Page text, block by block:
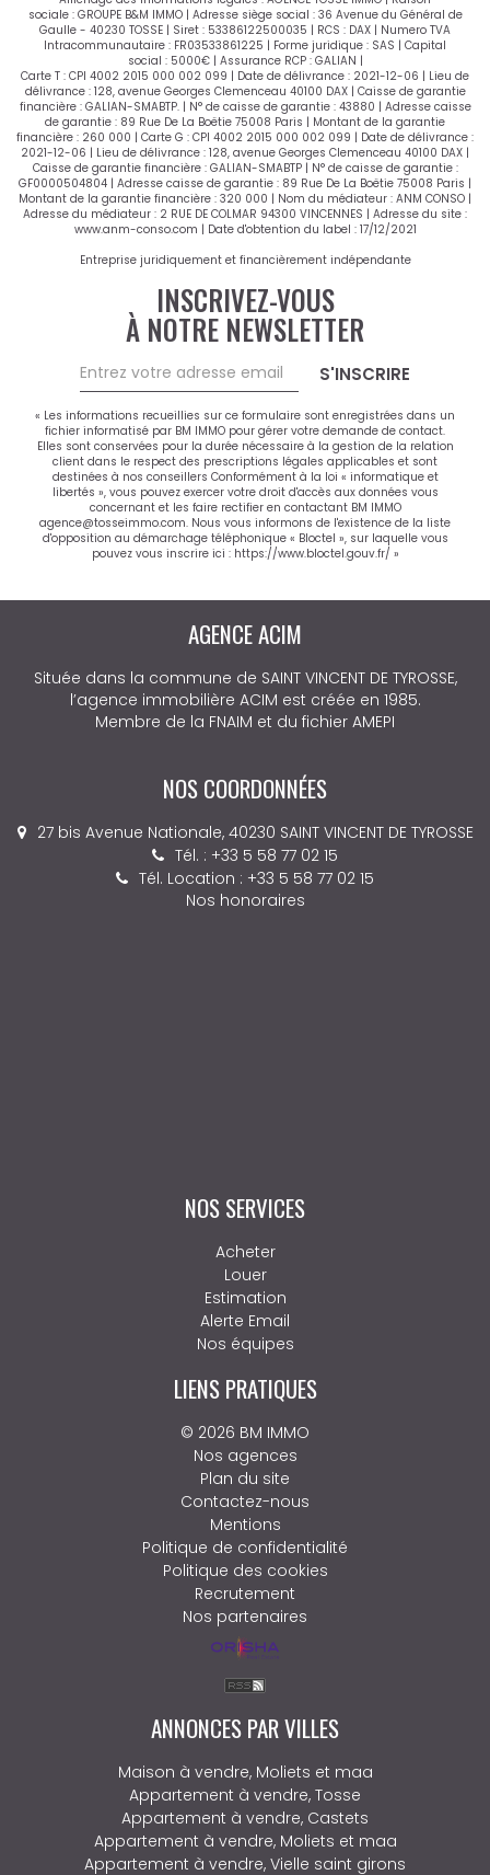
sociale : GROUPE B&M IMMO | Adresse siège social : 36 Avenue du Général de
Gaulle - 40230 TOSSE | Siret : 53386122500035 | RCS : DAX | Numero TVA
Intracommunautaire : FR03533861225 | Forme juridique : SAS | Capital
social : 5000€ | Assurance RCP : GALIAN |
Carte T : CPI 4002 2015 000 002 099 | Date de délivrance : 2021-12-06 | Lieu de
délivrance : 128, avenue Georges Clemenceau 40100 DAX | Caisse de garantie
financière : GALIAN-SMABTP. | N° de caisse de garantie : 43880 | Adresse caisse
de garantie : 89 Rue De La Boëtie 75008 Paris | Montant de la garantie
financière : 260 000 | Carte G : CPI 4002 2015 000 002 099 | Date de délivrance :
2021-12-06 | Lieu de délivrance : 128, avenue Georges Clemenceau 40100 DAX |
Caisse de garantie financière : GALIAN-SMABTP | N° de caisse de garantie :
GF0000504804 | Adresse caisse de garantie : 89 Rue De La Boëtie 75008 Paris |
Montant de la garantie financière : 320 000 | Nom du médiateur : ANM CONSO |
Adresse du médiateur : 2 RUE DE COLMAR 94300 VINCENNES | Adresse du site :
www.anm-conso.com | Date d'obtention du label : 17/12/2021
Entreprise juridiquement et financièrement indépendante
INSCRIVEZ-VOUS
À NOTRE NEWSLETTER
S'INSCRIRE
« Les informations recueillies sur ce formulaire sont enregistrées dans un
fichier informatisé par BM IMMO pour gérer votre demande de contact.
Elles sont conservées pour la durée nécessaire à la gestion de la relation
client dans le respect des prescriptions légales applicables et sont
destinées à nos conseillers Conformément à la loi « informatique et
libertés », vous pouvez exercer votre droit d'accès aux données vous
concernant et les faire rectifier en contactant BM IMMO
agence@tosseimmo.com. Nous vous informons de l'existence de la liste
d'opposition au démarchage téléphonique « Bloctel », sur laquelle vous
pouvez vous inscrire ici : https://www.bloctel.gouv.fr/ »
AGENCE DES PINS
Depuis 1994, notre agence immobilière est solidement
implantée au cœur du village de Léon. Toute l’année, nous
mettons notre expertise et notre parfaite connaissance
constante évolution.
engagée vous accompagne à chaque étape avec une
offre complète de services personnalisés. Nous
intervenons sur un secteur stratégique allant de Lit-et-
Mixe à Messanges, en passant par Herm.
NOS SERVICES
Acheter
Louer
Estimation
Alerte Email
Nos équipes
LIENS PRATIQUES
© 2026 BM IMMO
Nos agences
Plan du site
Contactez-nous
Mentions
Politique de confidentialité
Politique des cookies
Recrutement
Nos partenaires
ANNONCES PAR VILLES
Maison à vendre, Moliets et maa
Appartement à vendre, Tosse
Appartement à vendre, Castets
Appartement à vendre, Moliets et maa
Appartement à vendre, Vielle saint girons